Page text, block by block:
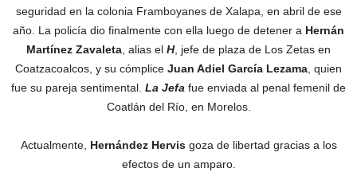
seguridad en la colonia Framboyanes de Xalapa, en abril de ese
año. La policía dio finalmente con ella luego de detener a Hernán
Martínez Zavaleta , alias el H, jefe de plaza de Los Zetas en
Coatzacoalcos, y su cómplice Juan Adiel García Lezama , quien
fue su pareja sentimental. La Jefa fue enviada al penal femenil de
Coatlán del Río, en Morelos.
Actualmente, Hernández Hervisgoza de libertad gracias a los
efectos de un amparo.